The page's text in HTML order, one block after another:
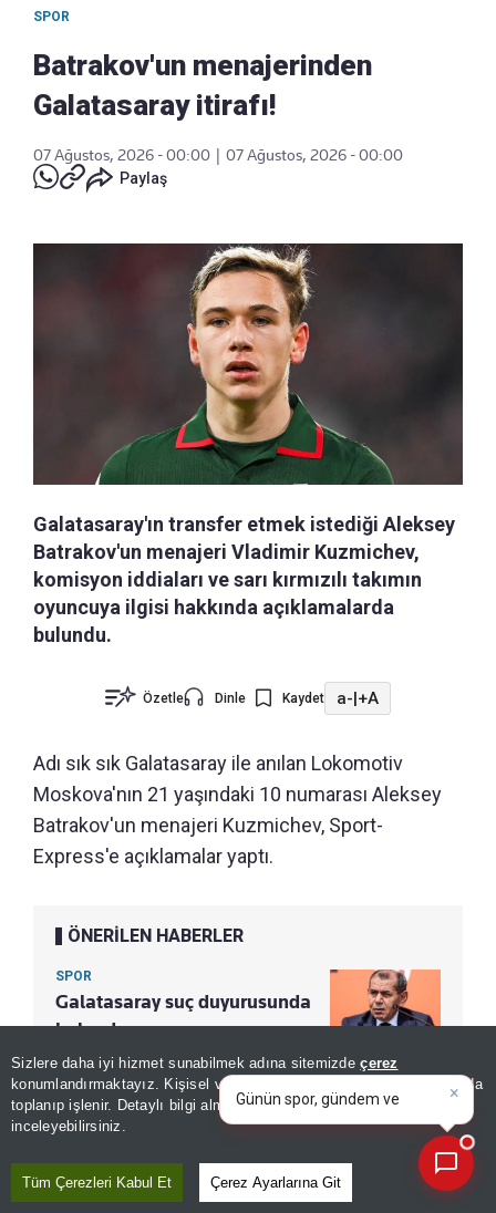
Sizlere daha iyi hizmet sunabilmek adına sitemizdeçerez
konumlandırmaktayız. Kişisel verileriniz, KVKK ve GDPR kapsamında
toplanıp işlenir. Detaylı bilgi almak içinAydınlatma Metnimizi
inceleyebilirsiniz.
Tüm Çerezleri Kabul Et Çerez Ayarlarına Git
SPOR
Batrakov'un menajerinden
Galatasaray itirafı!
07 Ağustos, 2026 - 00:00
07 Ağustos, 2026 - 00:00
Paylaş
Galatasaray'ın transfer etmek istediği Aleksey
Batrakov'un menajeri Vladimir Kuzmichev,
komisyon iddiaları ve sarı kırmızılı takımın
oyuncuya ilgisi hakkında açıklamalarda
bulundu.
Özetle Dinle Kaydet a-|+A
Adı sık sık Galatasaray ile anılan Lokomotiv
Moskova'nın 21 yaşındaki 10 numarası Aleksey
Batrakov'un menajeri Kuzmichev, Sport-
Express'e açıklamalar yaptı.
ÖNERİLEN HABERLER
SPOR
Galatasaray suç duyurusunda
bulundu
KOMİSYON İDDİALARI HAKKINDA
7 milyon avro komisyon istediklerine dair çıkan
Günün spor, gündem ve
ekonomi gelişmelerini analiz
edin!